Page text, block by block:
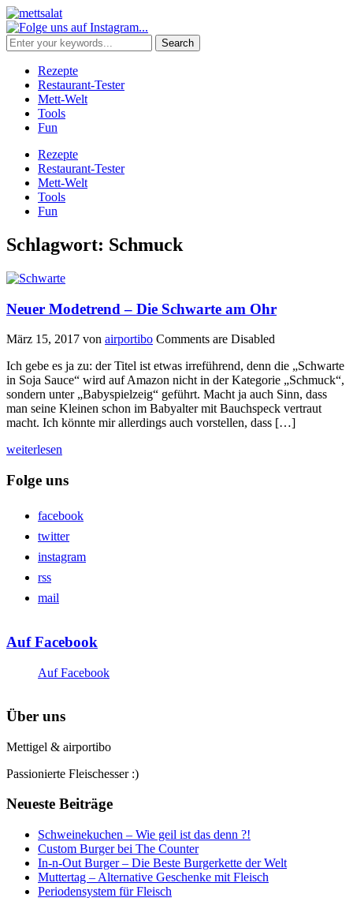
Rezepte
Restaurant-Tester
Mett-Welt
Tools
Fun
Rezepte
Restaurant-Tester
Mett-Welt
Tools
Fun
Schlagwort: Schmuck
Neuer Modetrend – Die Schwarte am Ohr
März 15, 2017 von airportibo Comments are Disabled
Ich gebe es ja zu: der Titel ist etwas irreführend, denn die „Schwarte
in Soja Sauce“ wird auf Amazon nicht in der Kategorie „Schmuck“,
sondern unter „Babyspielzeig“ geführt. Macht ja auch Sinn, dass
man seine Kleinen schon im Babyalter mit Bauchspeck vertraut
macht. Ich könnte mir allerdings auch vorstellen, dass […]
weiterlesen
Folge uns
facebook
twitter
instagram
rss
mail
Auf Facebook
Auf Facebook
Über uns
Mettigel & airportibo
Passionierte Fleischesser :)
Neueste Beiträge
Schweinekuchen – Wie geil ist das denn ?!
Custom Burger bei The Counter
In-n-Out Burger – Die Beste Burgerkette der Welt
Muttertag – Alternative Geschenke mit Fleisch
Periodensystem für Fleisch